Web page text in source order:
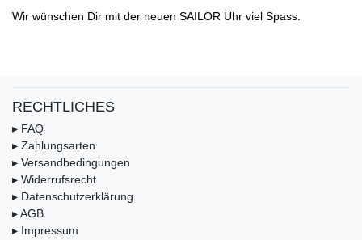
Wir wünschen Dir mit der neuen SAILOR Uhr viel Spass.
RECHTLICHES
▸ FAQ
▸ Zahlungsarten
▸ Versandbedingungen
▸ Widerrufsrecht
▸ Datenschutzerklärung
▸ AGB
▸ Impressum